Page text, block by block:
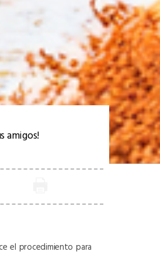
amigos!
el procedimiento para